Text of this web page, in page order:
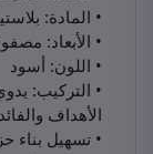
• المادة:
• الأبعاد: مصفوفة 3×5
• اللون: أسود
• التركيب:
الأهداف
• تسهيل بناء